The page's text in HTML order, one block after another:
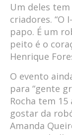
Um deles
criadores. “O
papo. É um
peito é o
Henrique
O evento
para “gente
Rocha tem
gostar da
Amanda